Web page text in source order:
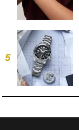
5